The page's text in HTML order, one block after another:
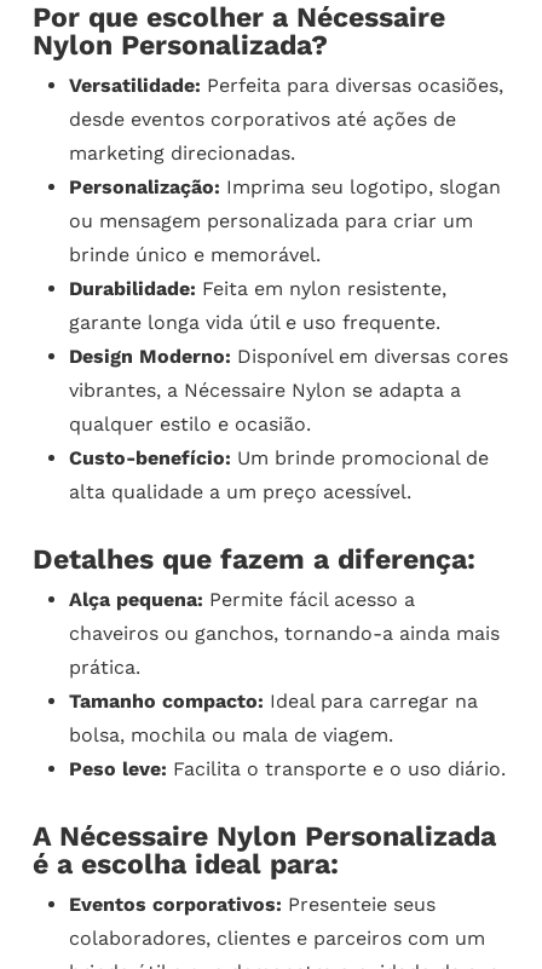
Por que escolher a Nécessaire
Nylon Personalizada?
Versatilidade: Perfeita para diversas ocasiões,
desde eventos corporativos até ações de
marketing direcionadas.
Personalização: Imprima seu logotipo, slogan
ou mensagem personalizada para criar um
brinde único e memorável.
Durabilidade: Feita em nylon resistente,
garante longa vida útil e uso frequente.
Design Moderno: Disponível em diversas cores
vibrantes, a Nécessaire Nylon se adapta a
qualquer estilo e ocasião.
Custo-benefício: Um brinde promocional de
alta qualidade a um preço acessível.
Detalhes que fazem a diferença:
Alça pequena: Permite fácil acesso a
chaveiros ou ganchos, tornando-a ainda mais
prática.
Tamanho compacto: Ideal para carregar na
bolsa, mochila ou mala de viagem.
Peso leve: Facilita o transporte e o uso diário.
A Nécessaire Nylon Personalizada
é a escolha ideal para:
Eventos corporativos: Presenteie seus
colaboradores, clientes e parceiros com um